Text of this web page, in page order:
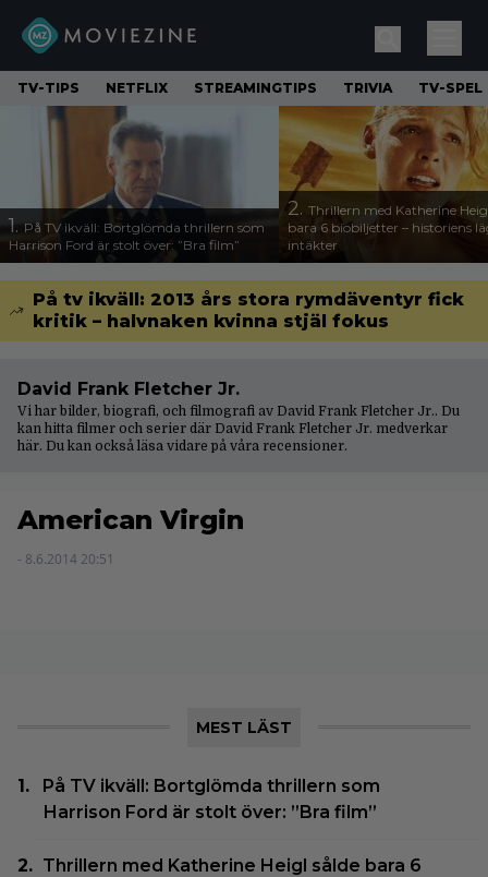
TV-TIPS NETFLIX STREAMINGTIPS TRIVIA TV-SPEL
1. På TV ikväll: Bortglömda thrillern som
Harrison Ford är stolt över: ”Bra film”
2. Thrillern med Katherine
bara 6 biobiljetter – historiens
intäkter
På tv ikväll: 2013 års stora rymdäventyr fick
kritik – halvnaken kvinna stjäl fokus
David Frank Fletcher Jr.
Vi har bilder, biografi, och filmografi av David Frank Fletcher Jr.. Du
kan hitta filmer och serier där David Frank Fletcher Jr. medverkar
här. Du kan också läsa vidare på våra recensioner.
American Virgin
- 8.6.2014 20:51
MEST LÄST
På TV ikväll: Bortglömda thrillern som
Harrison Ford är stolt över: ”Bra film”
Thrillern med Katherine Heigl sålde bara 6